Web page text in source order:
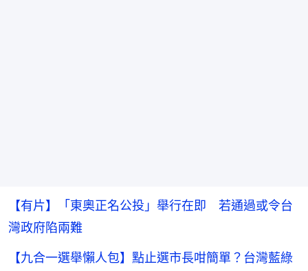
【有片】「東奧正名公投」舉行在即 若通過或令台
灣政府陷兩難
【九合一選舉懶人包】點止選市長咁簡單？台灣藍綠